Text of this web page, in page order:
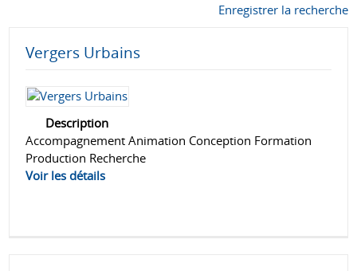
Enregistrer la recherche
Vergers Urbains
Description
Accompagnement Animation Conception Formation
Production Recherche
Voir les détails